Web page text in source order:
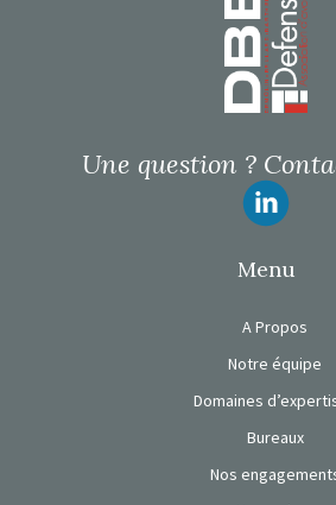
Une question ?
Menu
A Propos
Notre équipe
Domaines
Bureaux
Nos